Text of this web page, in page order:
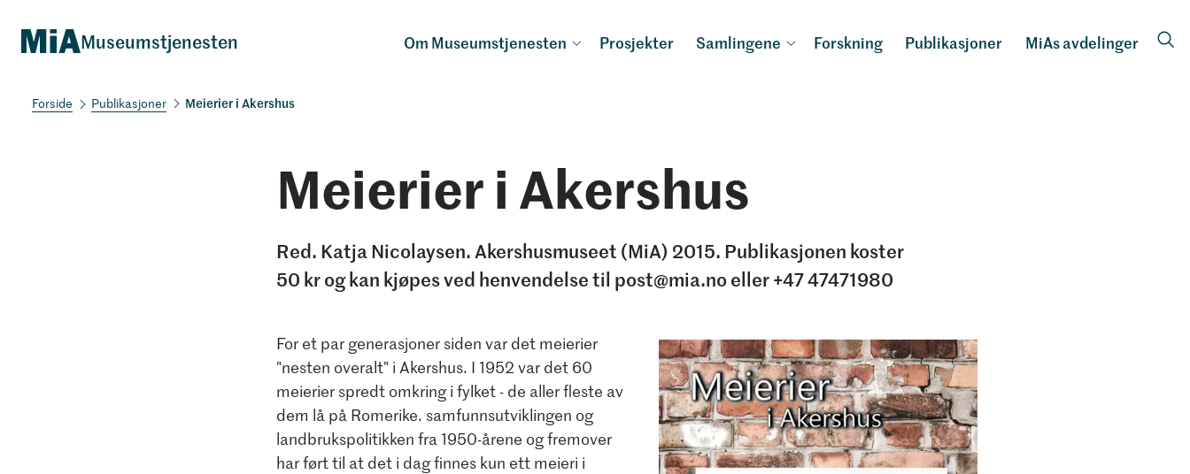
Museumstjenesten Om Museumstjenesten Prosjekter Samlingene Forskning Publikasjoner MiAs avdelinger
Publikasjoner Meierier i Akershus
Meierier i Akershus
Red. Katja Nicolaysen. Akershusmuseet (MiA) 2015. Publikasjonen koster
50 kr og kan kjøpes ved henvendelse til post@mia.no eller +47 47471980
For et par generasjoner siden var det meierier
"nesten overalt" i Akershus. I 1952 var det 60
meierier spredt omkring i fylket - de aller fleste av
dem lå på Romerike. samfunnsutviklingen og
landbrukspolitikken fra 1950-årene og fremover
har ført til at det i dag finnes kun ett meieri i